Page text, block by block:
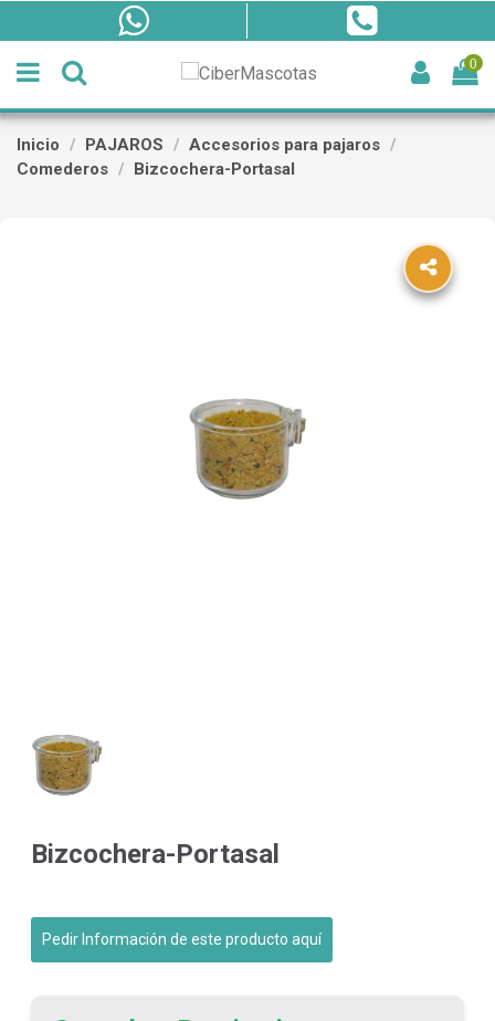
0
Inicio PAJAROS
Accesorios para pajaros
Comederos
Bizcochera-Portasal
Bizcochera-Portasal
Pedir Información de este producto aquí